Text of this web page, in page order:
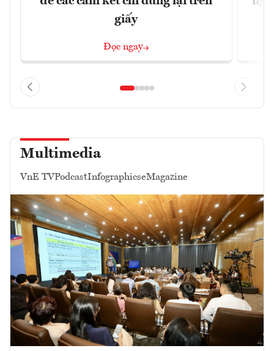
giấy
Đọc ngay
Multimedia
VnE TVPodcastInfographicseMagazine